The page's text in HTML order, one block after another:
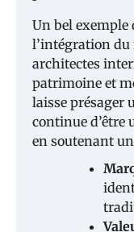
Un bel exemple
l’intégration du
architectes
patrimoine et
laisse présager
continue d’être
en soutenant